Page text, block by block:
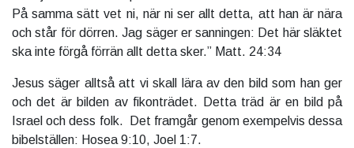
På samma sätt vet ni, när ni ser allt detta, att han är nära
och står för dörren. Jag säger er sanningen: Det här släktet
ska inte förgå förrän allt detta sker.” Matt. 24:34
Jesus säger alltså att vi skall lära av den bild som han ger
och det är bilden av fikonträdet. Detta träd är en bild på
Israel och dess folk. Det framgår genom exempelvis dessa
bibelställen: Hosea 9:10, Joel 1:7.